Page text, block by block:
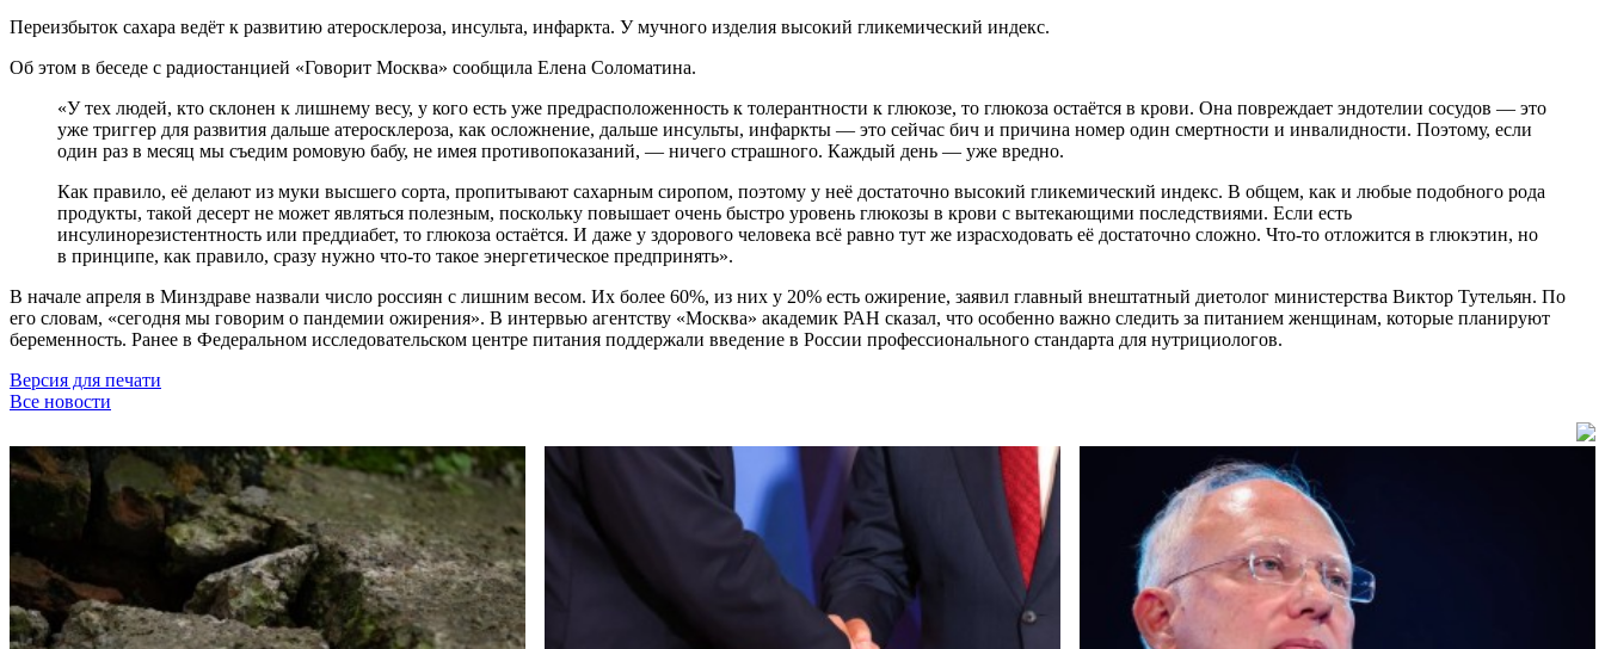
Переизбыток сахара ведёт к развитию атеросклероза, инсульта, инфаркта. У мучного изделия высокий гликемический индекс.
Об этом в беседе с радиостанцией «Говорит Москва» сообщила Елена Соломатина.
«У тех людей, кто склонен к лишнему весу, у кого есть уже предрасположенность к толерантности к глюкозе, то глюкоза остаётся в крови. Она повреждает эндотелии сосудов — это
уже триггер для развития дальше атеросклероза, как осложнение, дальше инсульты, инфаркты — это сейчас бич и причина номер один смертности и инвалидности. Поэтому, если
один раз в месяц мы съедим ромовую бабу, не имея противопоказаний, — ничего страшного. Каждый день — уже вредно.
Как правило, её делают из муки высшего сорта, пропитывают сахарным сиропом, поэтому у неё достаточно высокий гликемический индекс. В общем, как и любые подобного рода
продукты, такой десерт не может являться полезным, поскольку повышает очень быстро уровень глюкозы в крови с вытекающими последствиями. Если есть
инсулинорезистентность или преддиабет, то глюкоза остаётся. И даже у здорового человека всё равно тут же израсходовать её достаточно сложно. Что-то отложится в глюкэтин, но
в принципе, как правило, сразу нужно что-то такое энергетическое предпринять».
В начале апреля в Минздраве назвали число россиян с лишним весом. Их более 60%, из них у 20% есть ожирение, заявил главный внештатный диетолог министерства Виктор Тутельян. По
его словам, «сегодня мы говорим о пандемии ожирения». В интервью агентству «Москва» академик РАН сказал, что особенно важно следить за питанием женщинам, которые планируют
беременность. Ранее в Федеральном исследовательском центре питания поддержали введение в России профессионального стандарта для нутрициологов.
Версия для печати
Все новости